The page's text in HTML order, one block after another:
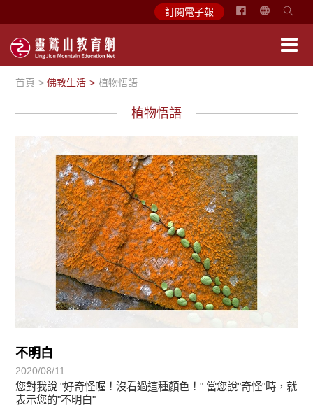
訂閱電子報
简
首頁 佛教生活 植物悟語
植物悟語
不明白
2020/08/11
您對我說 "好奇怪喔！沒看過這種顏色！" 當您說"奇怪"時，就
表示您的"不明白"